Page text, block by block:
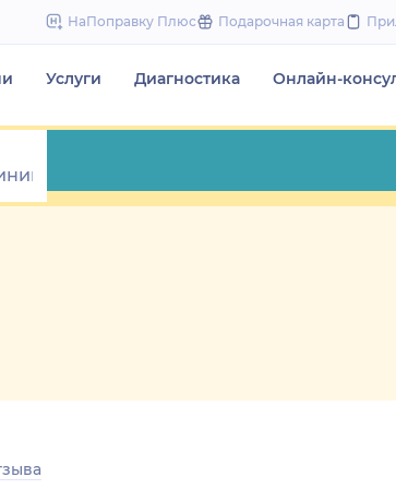
to
НаПоправку Плюс Подарочная карта
Услуги Диагностика Онлайн-